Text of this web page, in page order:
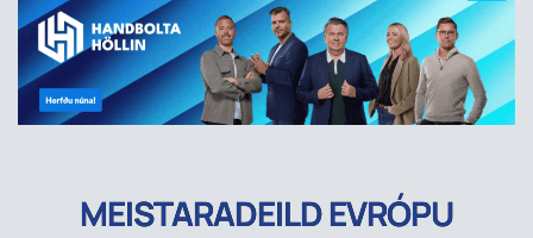
MEISTARADEILD EVRÓPU